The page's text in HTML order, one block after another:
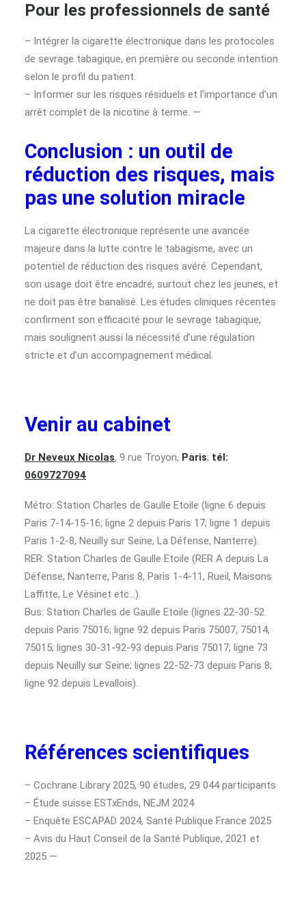
Pour les professionnels de santé
– Intégrer la cigarette électronique dans les protocoles
de sevrage tabagique, en première ou seconde intention
selon le profil du patient.
– Informer sur les risques résiduels et l’importance d’un
arrêt complet de la nicotine à terme. —
Conclusion : un outil de
réduction des risques, mais
pas une solution miracle
La cigarette électronique représente une avancée
majeure dans la lutte contre le tabagisme, avec un
potentiel de réduction des risques avéré. Cependant,
son usage doit être encadré, surtout chez les jeunes, et
ne doit pas être banalisé. Les études cliniques récentes
confirment son efficacité pour le sevrage tabagique,
mais soulignent aussi la nécessité d’une régulation
stricte et d’un accompagnement médical.
Venir au cabinet
Dr Neveux Nicolas, 9 rue Troyon, Paris; tél:
0609727094
Métro: Station Charles de Gaulle Etoile (ligne 6 depuis
Paris 7-14-15-16; ligne 2 depuis Paris 17; ligne 1 depuis
Paris 1-2-8, Neuilly sur Seine, La Défense, Nanterre).
RER: Station Charles de Gaulle Etoile (RER A depuis La
Défense, Nanterre, Paris 8, Paris 1-4-11, Rueil, Maisons
Laffitte, Le Vésinet etc…).
Bus: Station Charles de Gaulle Etoile (lignes 22-30-52
depuis Paris 75016; ligne 92 depuis Paris 75007, 75014,
75015; lignes 30-31-92-93 depuis Paris 75017; ligne 73
depuis Neuilly sur Seine; lignes 22-52-73 depuis Paris 8;
ligne 92 depuis Levallois).
Références scientifiques
– Cochrane Library 2025, 90 études, 29 044 participants
– Étude suisse ESTxEnds, NEJM 2024
– Enquête ESCAPAD 2024, Santé Publique France 2025
– Avis du Haut Conseil de la Santé Publique, 2021 et
2025 —